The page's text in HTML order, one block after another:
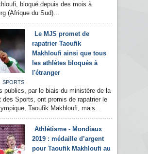
bloqué depuis des mois à
(Afrique du Sud)...
Le MJS promet de
rapatrier Taoufik
Makhloufi ainsi que tous
les athlètes bloqués à
l'étranger
SPORTS
publics, par le biais du ministère de la
des Sports, ont promis de rapatrier le
Taoufik Makhloufi, mais...
Athlétisme - Mondiaux
2019 : médaille d’argent
pour Taoufik Makhloufi au